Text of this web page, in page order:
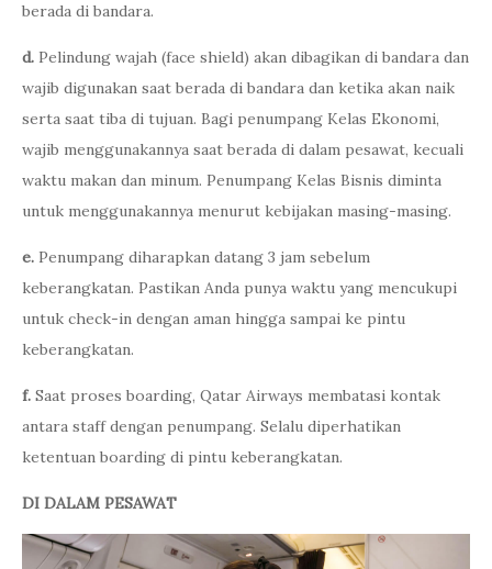
berada di bandara.
d. Pelindung wajah (face shield) akan dibagikan di bandara dan
wajib digunakan saat berada di bandara dan ketika akan naik
serta saat tiba di tujuan. Bagi penumpang Kelas Ekonomi,
wajib menggunakannya saat berada di dalam pesawat, kecuali
waktu makan dan minum. Penumpang Kelas Bisnis diminta
untuk menggunakannya menurut kebijakan masing-masing.
e. Penumpang diharapkan datang 3 jam sebelum
keberangkatan. Pastikan Anda punya waktu yang mencukupi
untuk check-in dengan aman hingga sampai ke pintu
keberangkatan.
f. Saat proses boarding, Qatar Airways membatasi kontak
antara staff dengan penumpang. Selalu diperhatikan
ketentuan boarding di pintu keberangkatan.
DI DALAM PESAWAT